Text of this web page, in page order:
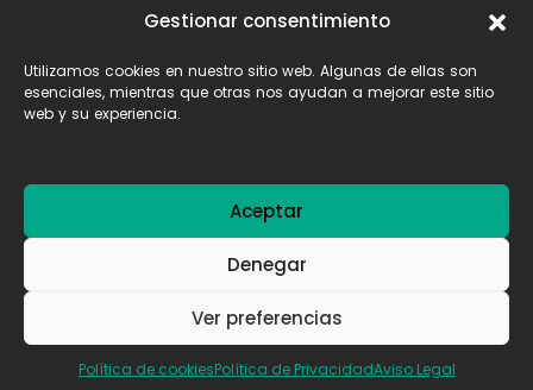
Gestionar consentimiento
Utilizamos cookies en nuestro sitio web. Algunas de ellas son
esenciales, mientras que otras nos ayudan a mejorar este sitio
web y su experiencia.
Aceptar
Denegar
Ver preferencias
Política de cookiesPolítica de PrivacidadAviso Legal